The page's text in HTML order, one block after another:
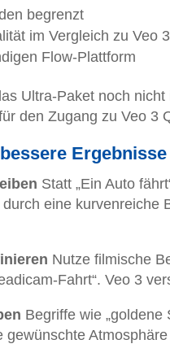
begrenzt
im Vergleich zu Veo
Flow-Plattform
Ultra-Paket noch
den Zugang zu Veo 3
Ergebnisse
Statt „Ein Auto
eine
Nutze filmische
Fahrt“. Veo 3
Begriffe wie „goldene
gewünschte